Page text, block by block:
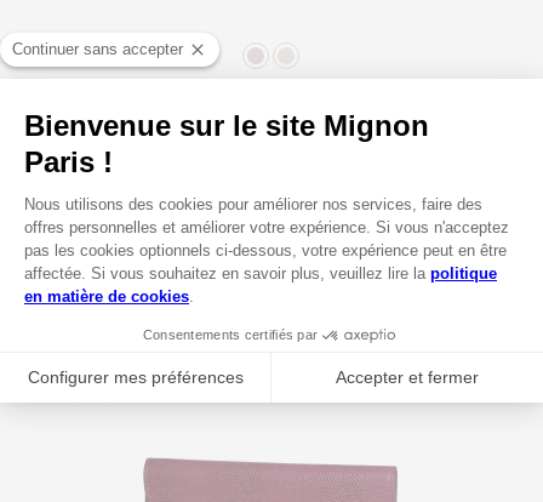
COULEUR
175,00 €
AJOUTER AU PANIER